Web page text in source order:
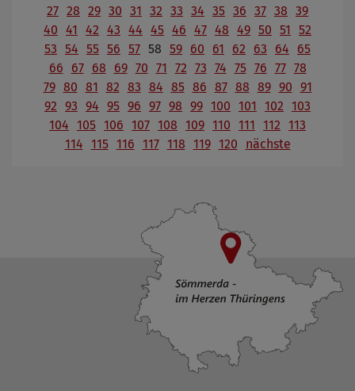
27 28 29 30 31 32 33 34 35 36 37 38 39
40 41 42 43 44 45 46 47 48 49 50 51
52
53 54 55 56 57 58 59 60 61 62 63 64
65
66
67 68 69 70 71 72 73 74 75 76 77 78
79 80 81 82 83 84 85 86 87 88 89 90 91
92 93 94 95 96 97 98 99 100 101 102 103
104 105 106 107 108 109 110 111 112 113
114 115 116 117 118 119 120 nächste